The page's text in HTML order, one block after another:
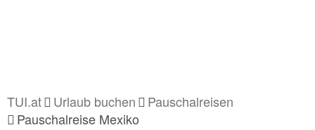
TUI.at Urlaub buchen
Pauschalreisen
Pauschalreise Mexiko